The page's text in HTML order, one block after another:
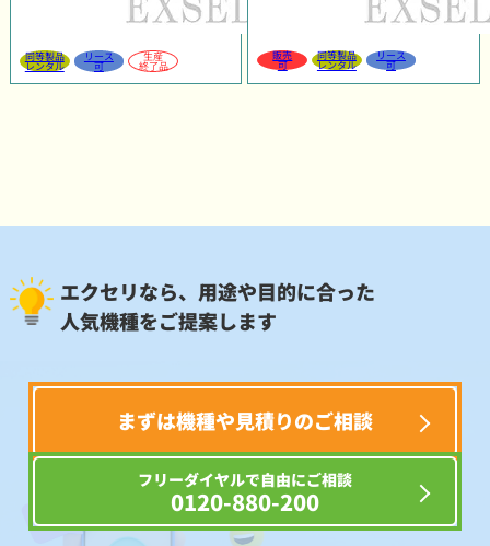
同等製品
レンタル
リース
可
生産
終了品
販売
可
同等製品
レンタル
リース
可
エクセリなら、用途や目的に合った
人気機種をご提案します
まずは機種や見積りのご相談
フリーダイヤルで自由にご相談
0120-880-200